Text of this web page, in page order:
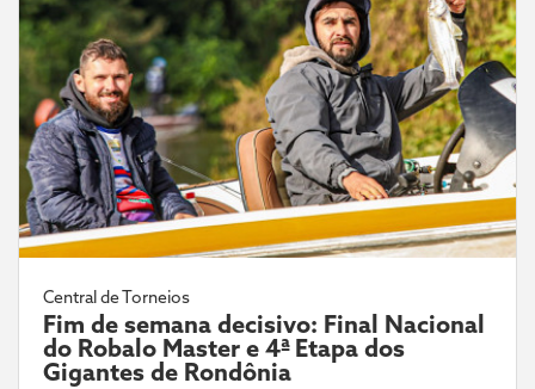
Central de Torneios
Fim de semana decisivo: Final Nacional
do Robalo Master e 4ª Etapa dos
Gigantes de Rondônia